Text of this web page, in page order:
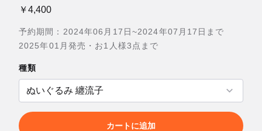
￥4,400
予約期間：2024年06月17日~2024年07月17日まで
2025年01月発売・お1人様3点まで
種類
カートに追加